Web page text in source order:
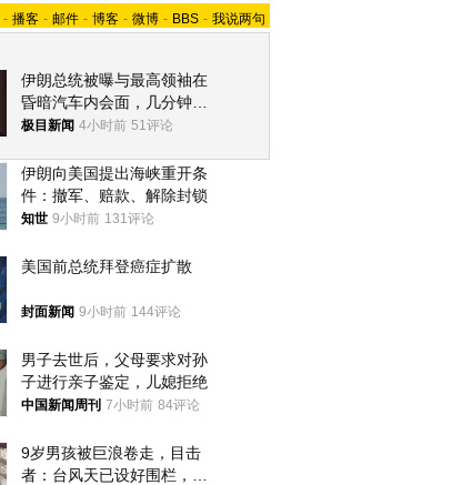
- 播客 - 邮件 - 博客 - 微博 - BBS - 我说两句
伊朗总统被曝与最高领袖在
昏暗汽车内会面，几分钟里
只能靠声音交谈难辨真假
极目新闻 4小时前 51评论
伊朗向美国提出海峡重开条
件：撤军、赔款、解除封锁
知世 9小时前 131评论
美国前总统拜登癌症扩散
封面新闻 9小时前 144评论
男子去世后，父母要求对孙
子进行亲子鉴定，儿媳拒绝
中国新闻周刊 7小时前 84评论
9岁男孩被巨浪卷走，目击
者：台风天已设好围栏，一